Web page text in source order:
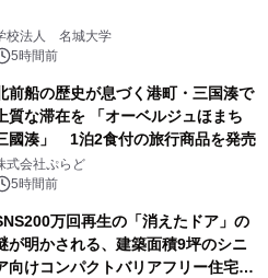
校法人 名城大学
5時間前
前船の歴史が息づく港町・三国湊で
上質な滞在を 「オーベルジュほまち
國湊」 1泊2食付の旅行商品を発売
式会社ぷらど
5時間前
万回再生の「消えたドア」の
が明かされる、建築面積9坪のシニ
向けコンパクトバリアフリー住宅が